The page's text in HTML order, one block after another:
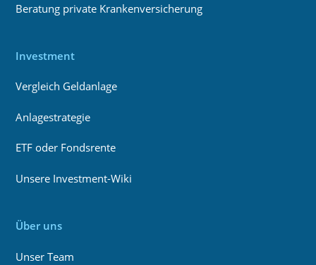
Beratung private Krankenversicherung
Investment
Vergleich Geldanlage
Anlagestrategie
ETF oder Fondsrente
Unsere Investment-Wiki
Über uns
Unser Team